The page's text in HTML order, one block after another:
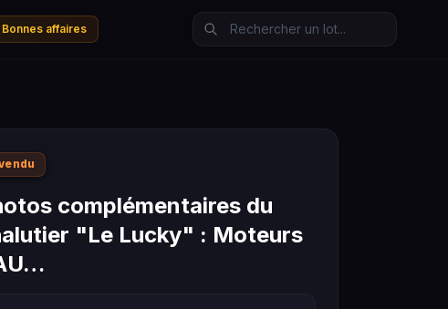
Bonnes affaires
complémentaires du
"Le Lucky" : Moteurs